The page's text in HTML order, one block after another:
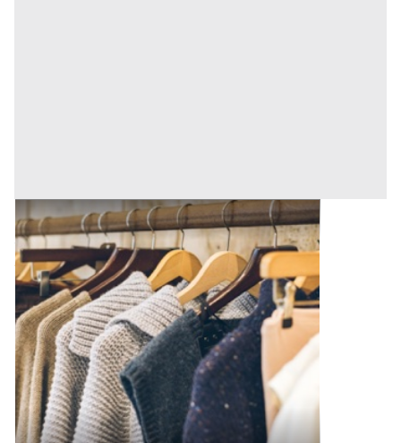
Capi Vestiari all'asta a Padova
Padova (Padova)
Offerta minima
240 €
Codice asta:AT713780290
Asta chiusa
1 2 4